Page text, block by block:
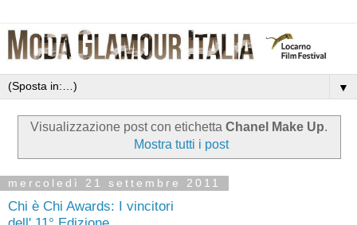
▼
Visualizzazione post con etichetta Chanel Make Up.
Mostra tutti i post
mercoledì 21 settembre 2011
Chi è Chi Awards: I vincitori